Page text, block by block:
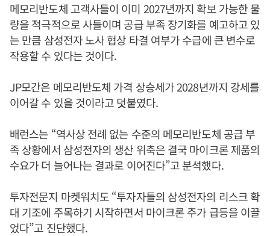
메모리반도체 고객사들이 이미 2027년까지 확보 가능한 물
량을 적극적으로 사들이며 공급 부족 장기화를 예고하고 있
는 만큼 삼성전자 노사 협상 타결 여부가 수급에 큰 변수로
작용할 수 있다는 것이다.
JP모간은 메모리반도체 가격 상승세가 2028년까지 강세를
이어갈 수 있을 것이라고 덧붙였다.
배런스는 “역사상 전례 없는 수준의 메모리반도체 공급 부
족 상황에서 삼성전자의 생산 위축은 결국 마이크론 제품의
수요가 더 늘어나는 결과로 이어진다”고 분석했다.
투자전문지 마켓워치도 “투자자들의 삼성전자의 리스크 확
대 기조에 주목하기 시작하면서 마이크론 주가 급등을 이끌
었다”고 진단했다.